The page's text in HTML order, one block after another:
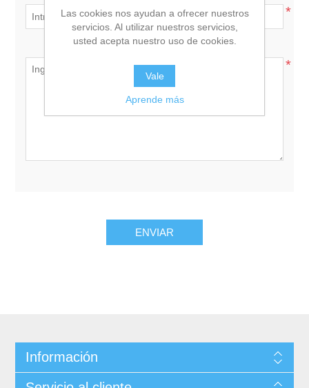
*
Investigación:
*
Información
Las cookies nos ayudan a ofrecer nuestros
servicios. Al utilizar nuestros servicios,
usted acepta nuestro uso de cookies.
Vale
Aprende más